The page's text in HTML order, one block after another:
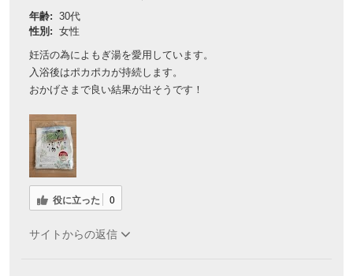
年齢: 30代
性別: 女性
妊活の為によもぎ湯を愛用しています。
入浴後はポカポカが持続します。
おかげさまで良い結果が出そうです！
役に立った 0
サイトからの返信
今すぐ使える
新規会員様限定
300